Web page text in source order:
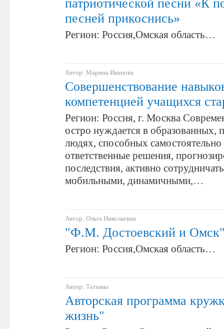
патриотической песни «К
песней прикоснись»
Регион: Россия,Омская область…
Автор: Марина Иванова
Совершенствование
компетенцией учащихся
Регион: Россия, г. Москва
остро нуждается в образованных,
людях, способных
ответственные решения,
последствия, активно
мобильными, динамичными,…
Автор: Ольга Николаевна
"Ф.М. Достоевский и
Регион: Россия,Омская область…
Автор: Татьяна
Авторская программа
жизнь"